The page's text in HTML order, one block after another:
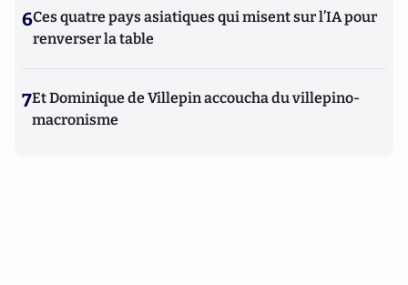
6Ces quatre pays asiatiques qui misent sur l’IA pour
renverser la table
7Et Dominique de Villepin accoucha du villepino-
macronisme